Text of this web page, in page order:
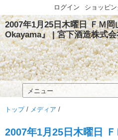
2007年1月25日木曜日 ＦＭ
Okayama』 | 宮下酒造株式
トップ/ メディア /
2007年1月25日木曜日
ショッピ
ログイン